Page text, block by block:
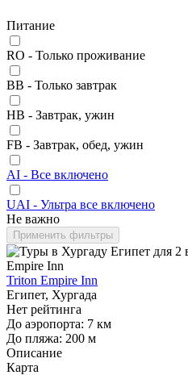
Питание
RO - Только проживание
BB - Только завтрак
HB - Завтрак, ужин
FB - Завтрак, обед, ужин
AI - Все включено
UAI - Ультра все включено
Не важно
Применить фильтры
Triton Empire Inn
Египет, Хургада
Нет рейтинга
До аэропорта: 7 км
До пляжа: 200 м
Описание
Карта